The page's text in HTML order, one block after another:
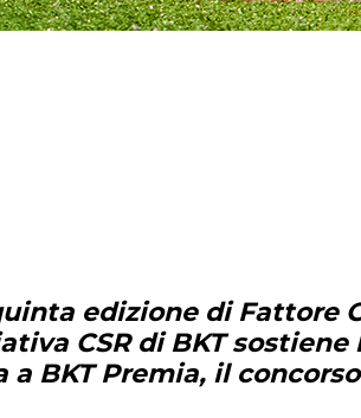
edizione di Fattore
CSR di BKT
a BKT Premia, il